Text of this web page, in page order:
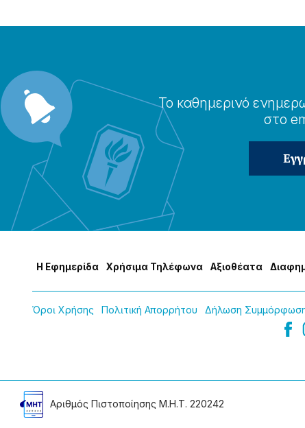
Το καθημερɩνό
στο
Η Εφημερίδα Χρήσɩμα Τηλέφωνα Αξɩοθέατα
Όροɩ Χρήσης Πολɩτɩκή Απορρήτου Δήλωση
Αρɩθμός Πɩστοποίησης Μ.Η.Τ. 220242